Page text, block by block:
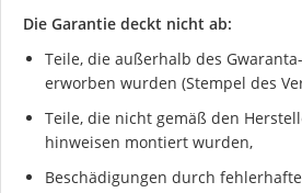
Die Garantie deckt nicht ab:
Teile, die außerhalb des
erworben wurden (Stempel des
Teile, die nicht gemäß den
hinweisen montiert wurden,
Beschädigungen durch